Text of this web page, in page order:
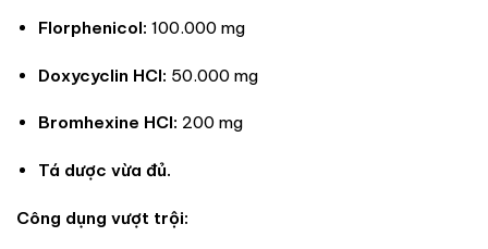
Florphenicol: 100.000 mg
Doxycyclin HCl: 50.000 mg
Bromhexine HCl: 200 mg
Tá dược vừa đủ.
Công dụng vượt trội: